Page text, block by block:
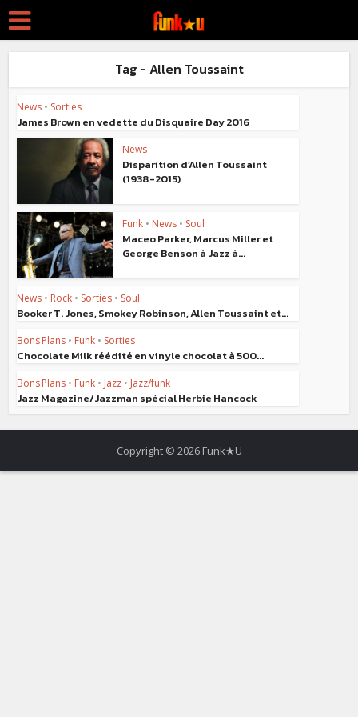
Tag - Allen Toussaint
News • Sorties
James Brown en vedette du Disquaire Day 2016
News
Disparition d’Allen Toussaint
(1938-2015)
Funk • News • Soul
Maceo Parker, Marcus Miller et
George Benson à Jazz à...
News • Rock • Sorties • Soul
Booker T. Jones, Smokey Robinson, Allen Toussaint et...
Bons Plans • Funk • Sorties
Chocolate Milk réédité en vinyle chocolat à 500...
Bons Plans • Funk • Jazz • Jazz/funk
Jazz Magazine/Jazzman spécial Herbie Hancock
Copyright © 2026 Funk★U